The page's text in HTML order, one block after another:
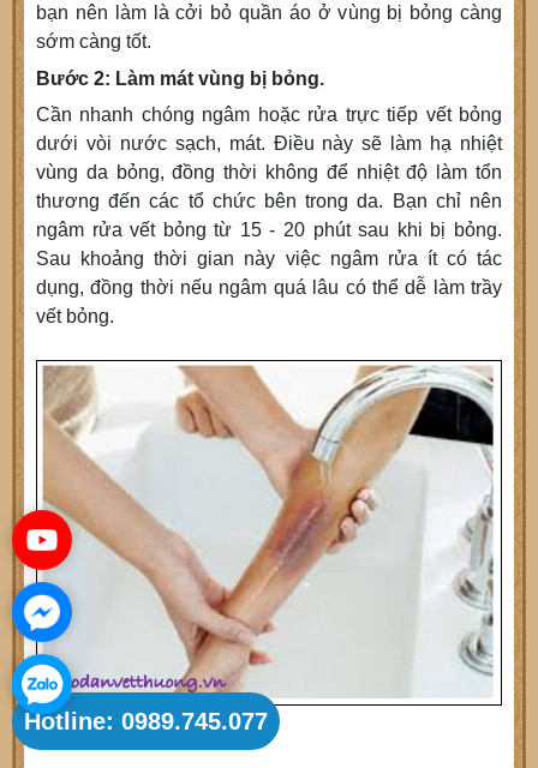
bạn nên làm là cởi bỏ quần áo ở vùng bị bỏng càng
sớm càng tốt.
Bước 2: Làm mát vùng bị bỏng.
Cần nhanh chóng ngâm hoặc rửa trực tiếp vết bỏng
dưới vòi nước sạch, mát. Điều này sẽ làm hạ nhiệt
vùng da bỏng, đồng thời không để nhiệt độ làm tổn
thương đến các tổ chức bên trong da. Bạn chỉ nên
ngâm rửa vết bỏng từ 15 - 20 phút sau khi bị bỏng.
Sau khoảng thời gian này việc ngâm rửa ít có tác
dụng, đồng thời nếu ngâm quá lâu có thể dễ làm trầy
vết bỏng.
Hotline: 0989.745.077